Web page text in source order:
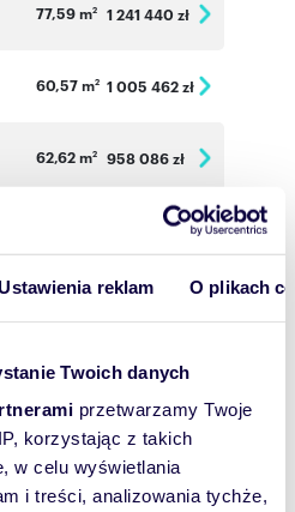
reklam O plikach
Twoich danych
przetwarzamy Twoje
korzystając z takich
w celu wyświetlania
i treści, analizowania tychże,
77,59 m2 1 241 440 zł
60,57 m2 1 005 462 zł
62,62 m2 958 086 zł
1 270 422 zł
62,89 m
77,46 m2 1 285 836 zł
60,75 m2 1 050 975 zł